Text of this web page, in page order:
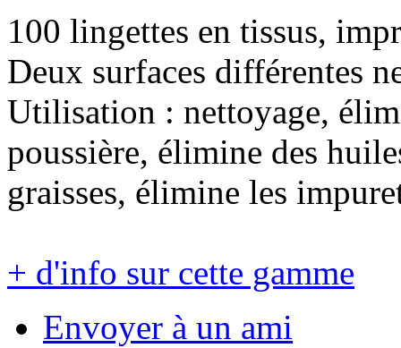
100 lingettes en tissus,
Deux surfaces différentes
Utilisation : nettoyage,
poussière, élimine des
graisses, élimine les
+ d'info sur cette gamme
Envoyer à un ami